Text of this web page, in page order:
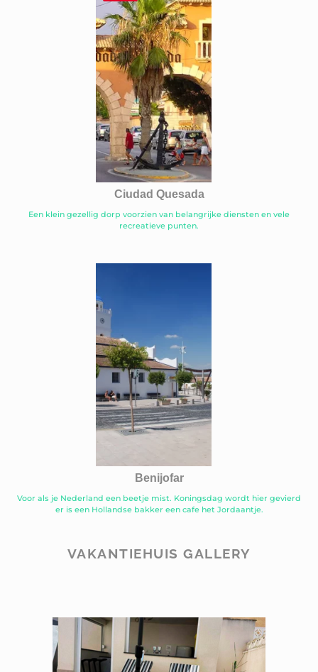
Ciudad Quesada
Een klein gezellig dorp voorzien van belangrijke diensten en vele
recreatieve punten.
Benijofar
Voor als je Nederland een beetje mist. Koningsdag wordt hier gevierd
er is een Hollandse bakker een cafe het Jordaantje.
VAKANTIEHUIS GALLERY